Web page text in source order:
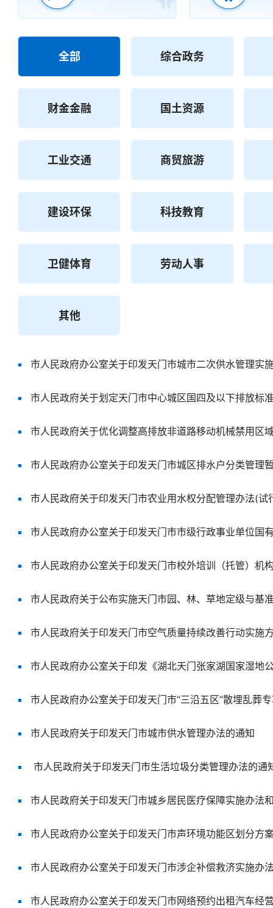
全部 综合政务
财金金融 国土资源
工业交通 商贸旅游
建设环保 科技教育
卫健体育 劳动人事
其他
市人民政府办公室关于印发天门市城市二次供水管理实
市人民政府关于优化调整高排放非道路移动机械禁用区
市人民政府办公室关于印发天门市城区排水户分类管理
市人民政府关于印发天门市空气质量持续改善行动实施
市人民政府关于印发天门市城市供水管理办法的通知
市人民政府关于印发天门市生活垃圾分类管理办法的通
市人民政府办公室关于印发天门市涉企补偿救济实施办